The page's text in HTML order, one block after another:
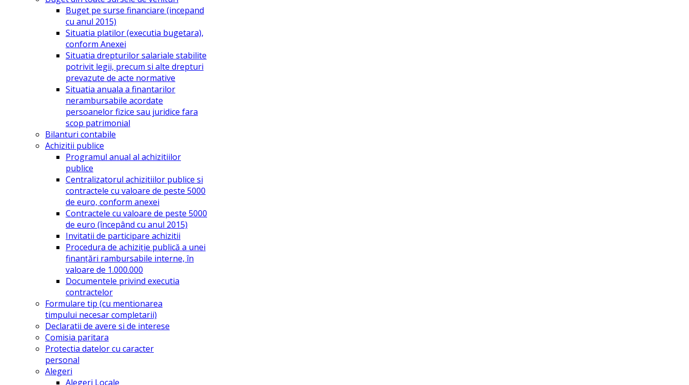
Buget pe surse financiare (incepand
cu anul 2015)
Situatia platilor (executia bugetara),
conform Anexei
Situatia drepturilor salariale stabilite
potrivit legii, precum si alte drepturi
prevazute de acte normative
Situatia anuala a finantarilor
nerambursabile acordate
persoanelor fizice sau juridice fara
scop patrimonial
Bilanturi contabile
Achizitii publice
Programul anual al achizitiilor
publice
Centralizatorul achizitiilor publice si
contractele cu valoare de peste 5000
de euro, conform anexei
Contractele cu valoare de peste 5000
de euro (începând cu anul 2015)
Invitatii de participare achizitii
Procedura de achiziție publică a unei
finanțări rambursabile interne, în
valoare de 1.000.000
Documentele privind executia
contractelor
Formulare tip (cu mentionarea
timpului necesar completarii)
Declaratii de avere si de interese
Comisia paritara
Protectia datelor cu caracter
personal
Alegeri
Alegeri Locale